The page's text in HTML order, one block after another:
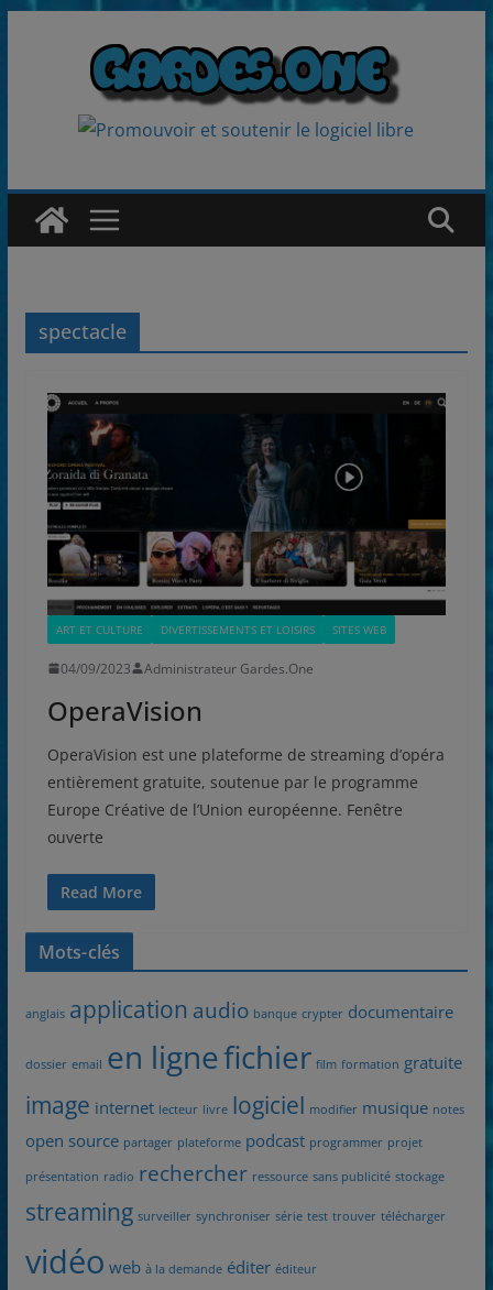
spectacle
ART ET CULTURE DIVERTISSEMENTS ET LOISIRS SITES WEB
04/09/2023 Administrateur Gardes.One
OperaVision
OperaVision est une plateforme de streaming d’opéra
entièrement gratuite, soutenue par le programme
Europe Créative de l’Union européenne. Fenêtre
ouverte
Read More
Mots-clés
anglais application audio banque crypter documentaire
dossier email en lignefichier film formation gratuite
image internet lecteur livre logiciel modifier musique notes
open source partager plateforme podcast programmer projet
présentation radio rechercher ressource sans publicité stockage
streaming surveiller synchroniser série test trouver télécharger
vidéo web à la demande éditer éditeur